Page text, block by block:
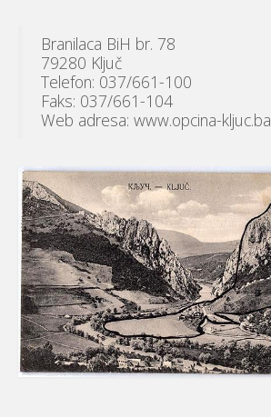
Branilaca BiH br. 78
79280 Ključ
Telefon: 037/661-100
Faks: 037/661-104
Web adresa: www.opcina-kljuc.ba